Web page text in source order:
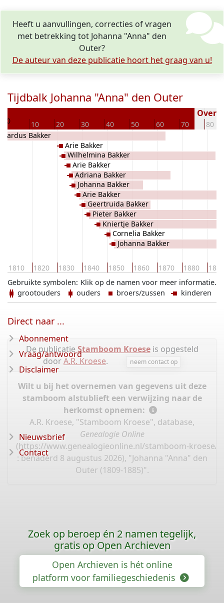
Heeft u aanvullingen, correcties of vragen
met betrekking tot Johanna "Anna" den
Outer?
De auteur van deze publicatie hoort het graag van u!
Tijdbalk Johanna "Anna" den Outer
0 10 20 30 40 50 60 70 80
1810 1820 1830 1840 1850 1860 1870 1880 1890
Bakker
Arie Bakker
Wilhelmina Bakker
Arie Bakker
Adriana Bakker
Johanna Bakker
Arie Bakker
Geertruida Bakker
Pieter Bakker
Kniertje Bakker
Cornelia Bakker
Johanna Bakker
Klik op de namen voor meer informatie.
Gebruikte symbolen:
grootouders
ouders broers/zussen kinderen
De publicatie Stamboom Kroeseis opgesteld
doorA.R. Kroese. neem contact op
Wilt u bij het overnemen van gegevens uit deze
stamboom alstublieft een verwijzing naar de
herkomst opnemen:
A.R. Kroese, "Stamboom Kroese", database,
Genealogie Online
(https://www.genealogieonline.nl/stamboom-kroese/
: benaderd 8 augustus 2026), "Johanna "Anna" den
Outer (1809-1885)".
Direct naar ...
Abonnement
Vraag/antwoord
Disclaimer
Nieuwsbrief
Contact
Zoek op beroep én 2 namen tegelijk,
gratis op Open Archieven
Open Archieven is hét online
platform voor familiegeschiedenis